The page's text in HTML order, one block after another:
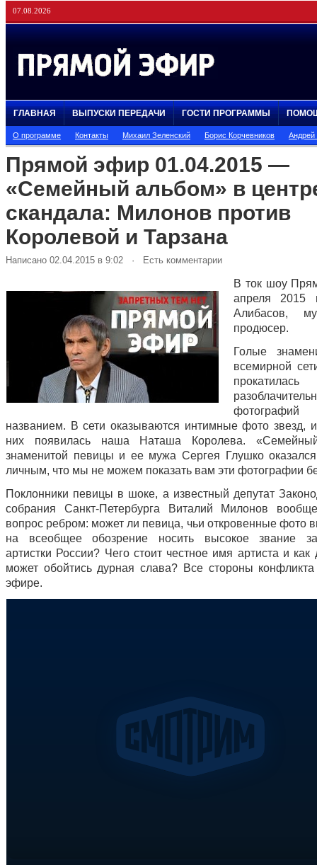
07.08.2026
ГЛАВНАЯ ВЫПУСКИ ПЕРЕДАЧИ ГОСТИ ПРОГРАММЫ
О программе Контакты Михаил Зеленский Борис Корчевников
Прямой эфир 01.04.2015 —
«Семейный альбом» в
скандала: Милонов против
Королевой и Тарзана
Написано 02.04.2015 в 9:02 · Есть комментарии
В ток шоу
апреля 2015
Алибасов,
продюсер.
Голые
всемирной
названием. В сети оказываются интимные фото звезд,
них появилась наша Наташа Королева.
знаменитой певицы и ее мужа Сергея Глушко оказался
личным, что мы не можем показать вам эти фотографии
Поклонники певицы в шоке, а известный депутат
собрания Санкт-Петербурга Виталий Милонов
вопрос ребром: может ли певица, чьи откровенные фото
на всеобщее обозрение носить высокое звание
артистки России? Чего стоит честное имя артиста и как
может обойтись дурная слава? Все стороны
эфире.